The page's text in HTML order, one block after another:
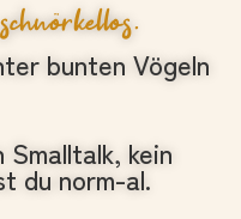
bunten Vögeln
Smalltalk, kein
du norm-al.